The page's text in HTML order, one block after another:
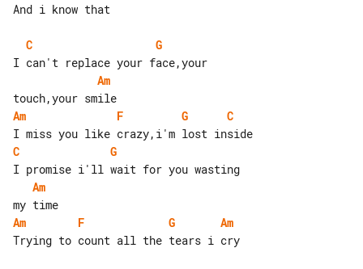
And i know that
C
G
Am
Am
F G
C
C
G
Am
Am
F G
Am
Trying to count all the tears i cry